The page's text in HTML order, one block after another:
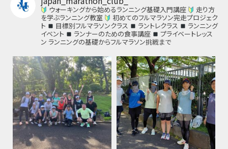
ウォーキングから始めるランニング基礎入門講座
走り方
を学ぶランニング教室
初めてのフルマラソン完走プロジェク
ト
目標別フルマラソンクラス ラントレクラス
ランニング
イベント
ランナーのための食事講座
プライベートレッス
ン ランニングの基礎からフルマラソン挑戦まで